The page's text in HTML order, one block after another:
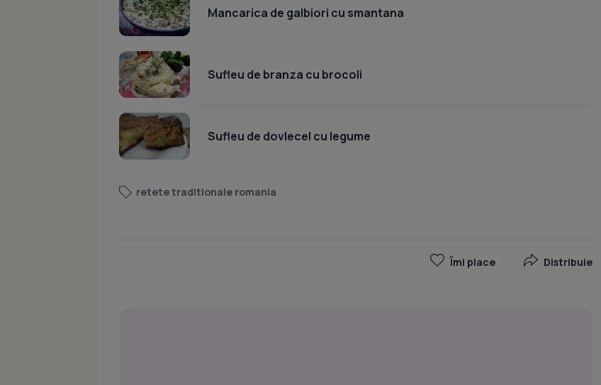
Mancarica de galbiori cu smantana
Sufleu de branza cu brocoli
Sufleu de dovlecel cu legume
retete traditionale romania
Îmi place Distribuie